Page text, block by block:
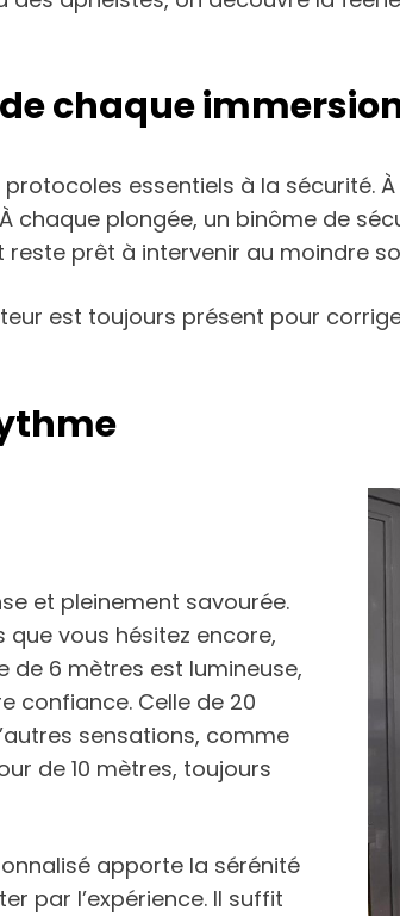
chaque
essentiels à la sécurité.
chaque plongée, un binôme de
prêt à intervenir au moindre
est toujours présent pour
et pleinement savourée.
que vous hésitez encore,
de 6 mètres est lumineuse,
confiance. Celle de 20
sensations, comme
de 10 mètres, toujours
apporte la sérénité
par l’expérience. Il suffit